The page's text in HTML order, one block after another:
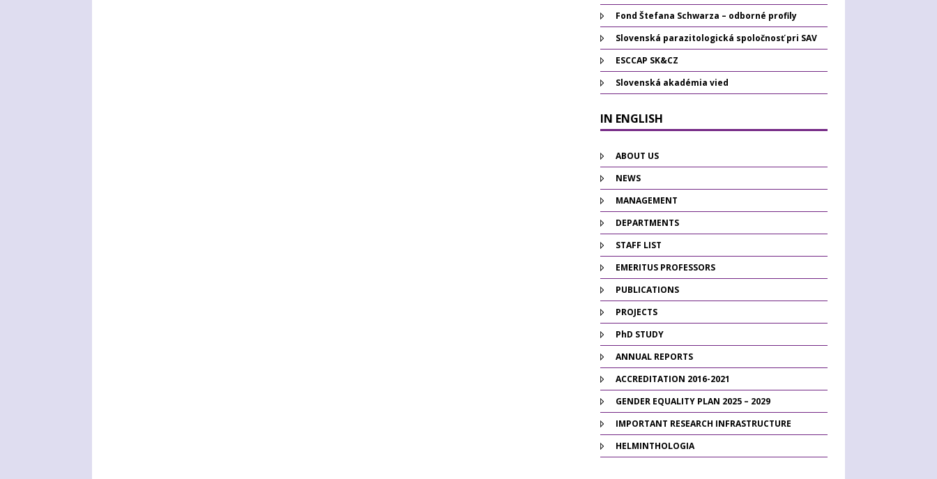
Fond Štefana Schwarza – odborné profily
Slovenská parazitologická spoločnosť pri SAV
ESCCAP SK&CZ
Slovenská akadémia vied
IN ENGLISH
ABOUT US
NEWS
MANAGEMENT
DEPARTMENTS
STAFF LIST
EMERITUS PROFESSORS
PUBLICATIONS
PROJECTS
PhD STUDY
ANNUAL REPORTS
ACCREDITATION 2016-2021
GENDER EQUALITY PLAN 2025 – 2029
IMPORTANT RESEARCH INFRASTRUCTURE
HELMINTHOLOGIA